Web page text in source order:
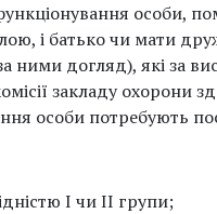
особи,
і батько чи мати
ними догляд), які за
закладу охорони
особи потребують
I чи II групи;